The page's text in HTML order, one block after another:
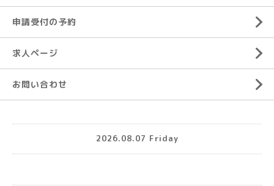
申請受付の予約
求人ページ
お問い合わせ
2026.08.07 Friday